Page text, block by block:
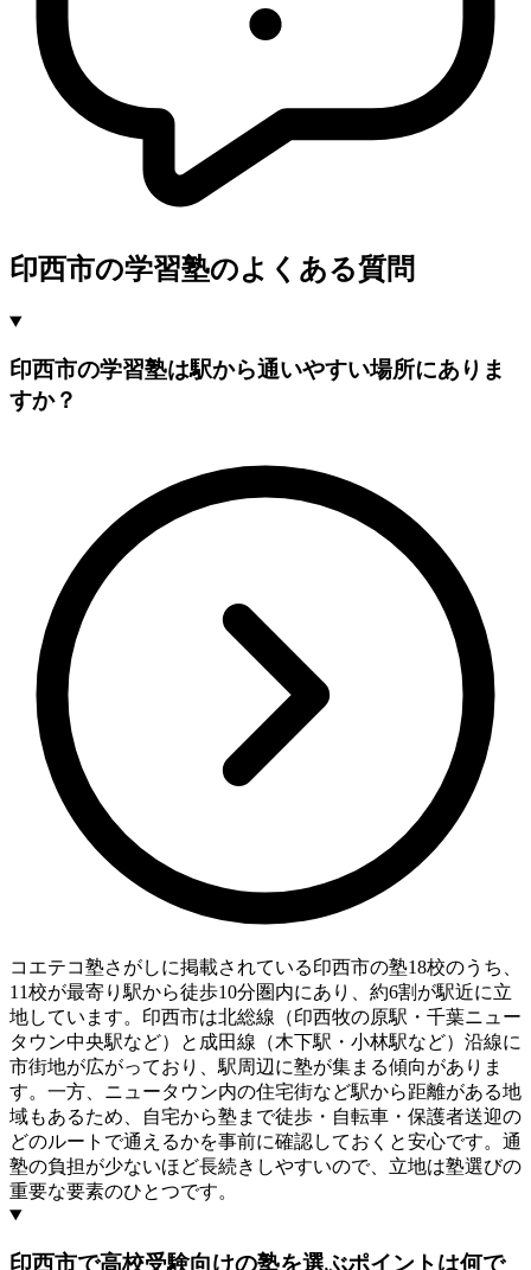
印西市の学習塾のよくある質問
印西市の学習塾は駅から通いやすい場所にありま
すか？
コエテコ塾さがしに掲載されている印西市の塾18校のうち、
11校が最寄り駅から徒歩10分圏内にあり、約6割が駅近に立
地しています。印西市は北総線（印西牧の原駅・千葉ニュー
タウン中央駅など）と成田線（木下駅・小林駅など）沿線に
市街地が広がっており、駅周辺に塾が集まる傾向がありま
す。一方、ニュータウン内の住宅街など駅から距離がある地
域もあるため、自宅から塾まで徒歩・自転車・保護者送迎の
どのルートで通えるかを事前に確認しておくと安心です。通
塾の負担が少ないほど長続きしやすいので、立地は塾選びの
重要な要素のひとつです。
印西市で高校受験向けの塾を選ぶポイントは何で